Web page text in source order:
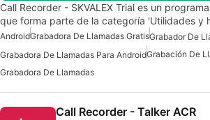
Call Recorder - SKVALEX Trial es un
que forma parte de la categoría 'Utilidades y
AndroidGrabadora De Llamadas Gratis
Grabadora De Llamadas Para AndroidGrabación De
Grabadora De Llamadas
Call Recorder - Talker ACR